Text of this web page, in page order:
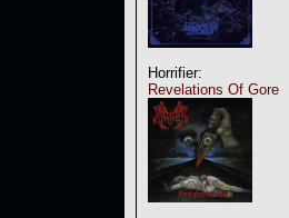
Horrifier:
Revelations Of Gore